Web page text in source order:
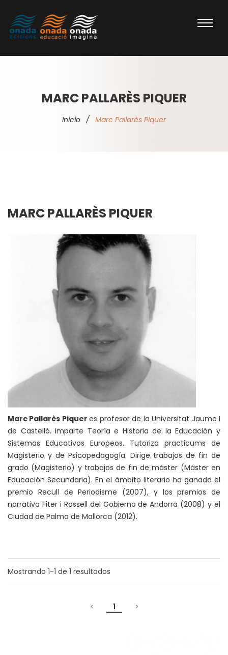
MARC PALLARÈS PIQUER
Inicio / Marc Pallarès Piquer
MARC PALLARÈS PIQUER
Marc Pallarès Piqueres profesor de la Universitat Jaume I
de Castelló. Imparte Teoría e Historia de la Educación y
Sistemas Educativos Europeos. Tutoriza practicums de
Magisterio y de Psicopedagogía. Dirige trabajos de fin de
grado (Magisterio) y trabajos de fin de máster (Máster en
Educación Secundaria). En el ámbito literario ha ganado el
premio Recull de Periodisme (2007), y los premios de
narrativa Fiter i Rossell del Gobierno de Andorra (2008) y el
Ciudad de Palma de Mallorca (2012).
Mostrando 1-1 de 1 resultados
1